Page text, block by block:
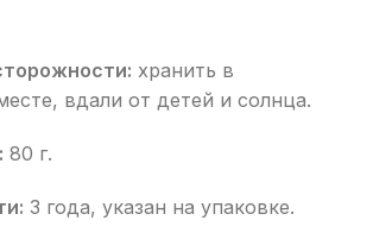
хранить в
вдали от детей и солнца.
80 г.
3 года, указан на упаковке.